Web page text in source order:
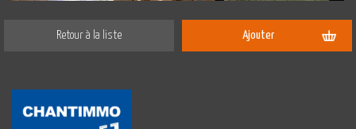
Retour à la liste Ajouter